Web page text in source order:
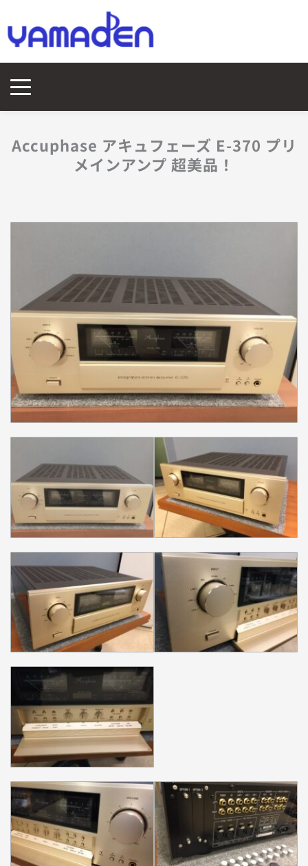
Accuphase アキュフェーズ E-370 プリ
メインアンプ 超美品！